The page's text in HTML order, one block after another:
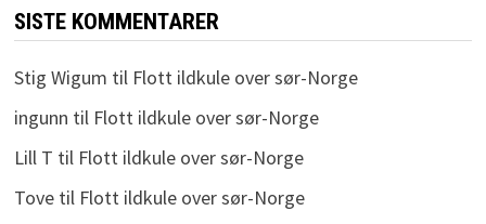
SISTE KOMMENTARER
Stig Wigum til Flott ildkule over sør-Norge
ingunn til Flott ildkule over sør-Norge
Lill T til Flott ildkule over sør-Norge
Tovetil Flott ildkule over sør-Norge